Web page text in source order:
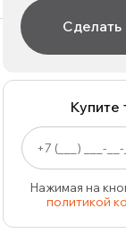
Сделать
Купите
Нажимая на
политикой